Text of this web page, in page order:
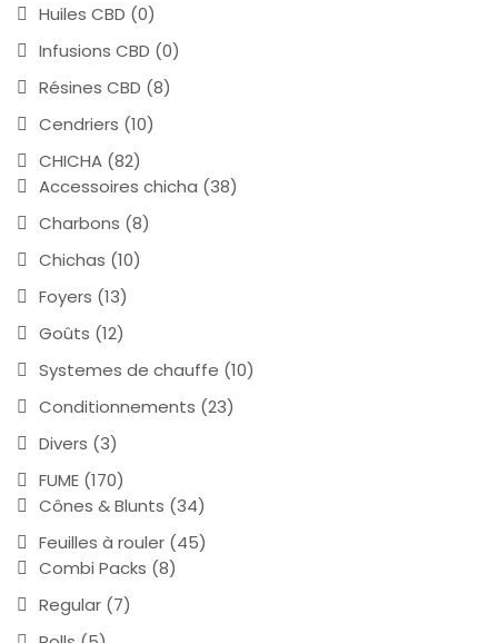
Huiles CBD (0)
Infusions CBD (0)
Résines CBD (8)
Cendriers (10)
CHICHA (82)
Accessoires chicha (38)
Charbons (8)
Chichas (10)
Foyers (13)
Goûts (12)
Systemes de chauffe (10)
Conditionnements (23)
Divers (3)
FUME (170)
Cônes & Blunts (34)
Feuilles à rouler (45)
Combi Packs (8)
Regular (7)